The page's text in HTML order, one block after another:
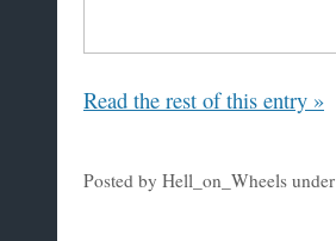
Read the rest of this entry »
Posted by Hell_on_Wheels under